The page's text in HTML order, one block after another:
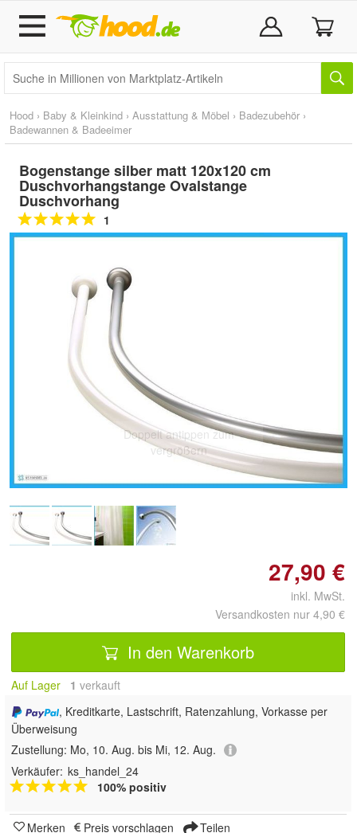
Hood › Baby & Kleinkind › Ausstattung & Möbel › Badezubehör ›
Badewannen & Badeeimer
Bogenstange silber matt 120x120 cm
Duschvorhangstange Ovalstange
Duschvorhang
1
Doppelt antippen zum
vergrößern
27,90 €
inkl. MwSt.
Versandkosten nur 4,90 €
In den Warenkorb
Auf Lager 1 verkauft
, Kreditkarte, Lastschrift, Ratenzahlung, Vorkasse per
Überweisung
Zustellung: Mo, 10. Aug. bis Mi, 12. Aug.
Verkäufer: ks_handel_24
100% positiv
Merken Preis vorschlagen Teilen